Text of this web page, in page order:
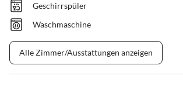
Geschirrspüler
Waschmaschine
Alle Zimmer/Ausstattungen anzeigen